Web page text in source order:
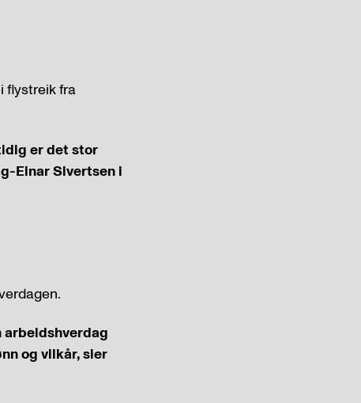
flystreik fra
er det stor
Einar Sivertsen i
arbeidshverdag
og vilkår, sier